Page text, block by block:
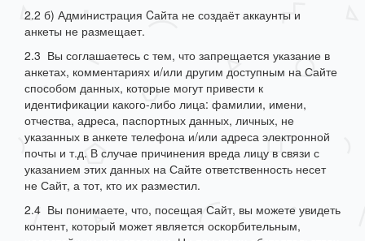
2.2 б) Администрация Cайта не создаёт аккаунты и
анкеты не размещает.
2.3 Вы соглашаетесь с тем, что запрещается указание в
анкетах, комментариях и/или другим доступным на Сайте
способом данных, которые могут привести к
идентификации какого-либо лица: фамилии, имени,
отчества, адреса, паспортных данных, личных, не
указанных в анкете телефона и/или адреса электронной
почты и т.д. В случае причинения вреда лицу в связи с
указанием этих данных на Сайте ответственность несет
не Сайт, а тот, кто их разместил.
2.4 Вы понимаете, что, посещая Сайт, вы можете увидеть
контент, который может является оскорбительным,